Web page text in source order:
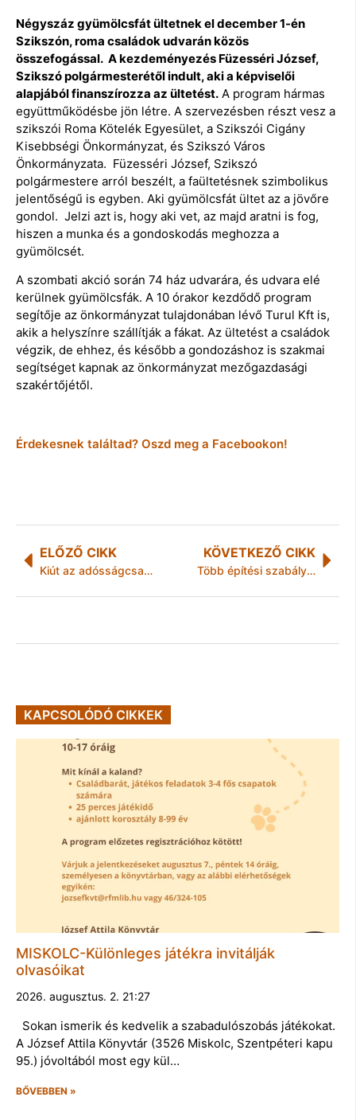
Négyszáz gyümölcsfát ültetnek el december 1-én
Szikszón, roma családok udvarán közös
összefogással. A kezdeményezés Füzesséri József,
Szikszó polgármesterétől indult, aki a képviselői
alapjából finanszírozza az ültetést. A program hármas
együttműködésbe jön létre. A szervezésben részt vesz a
szikszói Roma Kötelék Egyesület, a Szikszói Cigány
Kisebbségi Önkormányzat, és Szikszó Város
Önkormányzata. Füzesséri József, Szikszó
polgármestere arról beszélt, a faültetésnek szimbolikus
jelentőségű is egyben. Aki gyümölcsfát ültet az a jövőre
gondol. Jelzi azt is, hogy aki vet, az majd aratni is fog,
hiszen a munka és a gondoskodás meghozza a
gyümölcsét.
A szombati akció során 74 ház udvarára, és udvara elé
kerülnek gyümölcsfák. A 10 órakor kezdődő program
segítője az önkormányzat tulajdonában lévő Turul Kft is,
akik a helyszínre szállítják a fákat. Az ültetést a családok
végzik, de ehhez, és később a gondozáshoz is szakmai
segítséget kapnak az önkormányzat mezőgazdasági
szakértőjétől.
Érdekesnek találtad? Oszd meg a Facebookon!
ELŐZŐ CIKK
Kiút az adósságcsapdából
KÖVETKEZŐ CIKK
Több építési szabályt is módosított a kormány
KAPCSOLÓDÓ CIKKEK
MISKOLC-Különleges játékra invitálják
olvasóikat
2026. augusztus. 2. 21:27
Sokan ismerik és kedvelik a szabadulószobás játékokat.
A József Attila Könyvtár (3526 Miskolc, Szentpéteri kapu
95.) jóvoltából most egy kül…
BŐVEBBEN »